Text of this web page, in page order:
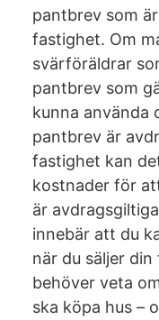
pantbrev som
fastighet. Om
svärföräldrar
pantbrev som
kunna använda
pantbrev är
fastighet kan
kostnader för
är
innebär att du
när du säljer
behöver veta
ska köpa hus –